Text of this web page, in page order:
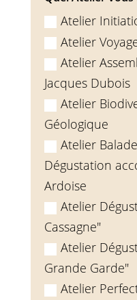
Atelier
Atelier
Atelier
Jacques Dubois
Atelier
Géologique
Atelier
Dégustation
Ardoise
Atelier
Cassagne"
Atelier
Grande Garde"
Atelier